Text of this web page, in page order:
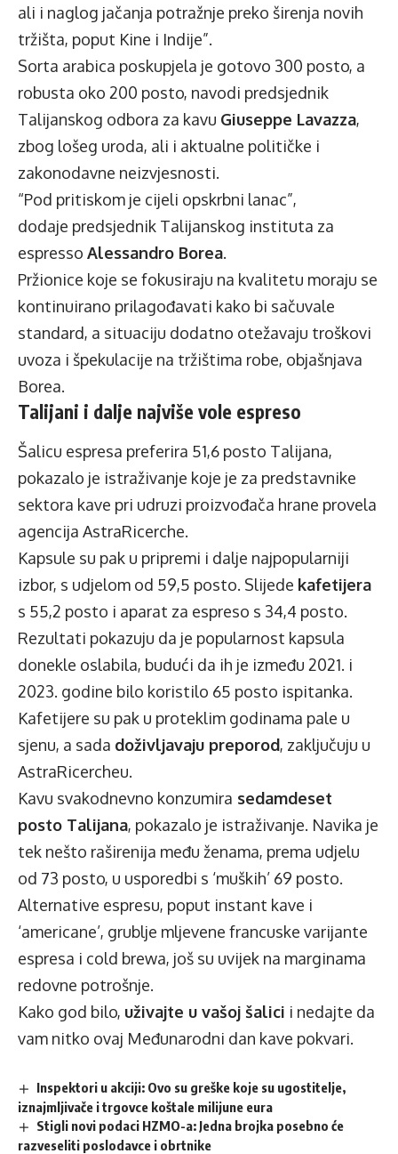
ali i naglog jačanja potražnje preko širenja novih
tržišta, poput Kine i Indije”.
Sorta arabica poskupjela je gotovo 300 posto, a
robusta oko 200 posto, navodi predsjednik
Talijanskog odbora za kavu Giuseppe Lavazza,
zbog lošeg uroda, ali i aktualne političke i
zakonodavne neizvjesnosti.
“Pod pritiskom je cijeli opskrbni lanac”,
dodaje predsjednik Talijanskog instituta za
espresso Alessandro Borea.
Pržionice koje se fokusiraju na kvalitetu moraju se
kontinuirano prilagođavati kako bi sačuvale
standard, a situaciju dodatno otežavaju troškovi
uvoza i špekulacije na tržištima robe, objašnjava
Borea.
Talijani i dalje najviše vole espreso
Šalicu espresa preferira 51,6 posto Talijana,
pokazalo je istraživanje koje je za predstavnike
sektora kave pri udruzi proizvođača hrane provela
agencija AstraRicerche.
Kapsule su pak u pripremi i dalje najpopularniji
izbor, s udjelom od 59,5 posto. Slijede kafetijera
s 55,2 posto i aparat za espreso s 34,4 posto.
Rezultati pokazuju da je popularnost kapsula
donekle oslabila, budući da ih je između 2021. i
2023. godine bilo koristilo 65 posto ispitanka.
Kafetijere su pak u proteklim godinama pale u
sjenu, a sada doživljavaju preporod, zaključuju u
AstraRicercheu.
Kavu svakodnevno konzumira sedamdeset
posto Talijana, pokazalo je istraživanje. Navika je
tek nešto raširenija među ženama, prema udjelu
od 73 posto, u usporedbi s ‘muških’ 69 posto.
Alternative espresu, poput instant kave i
‘americane’, grublje mljevene francuske varijante
espresa i cold brewa, još su uvijek na marginama
redovne potrošnje.
Kako god bilo, uživajte u vašoj šalici i nedajte da
vam nitko ovaj Međunarodni dan kave pokvari.
Inspektori u akciji: Ovo su greške koje su ugostitelje,
iznajmljivače i trgovce koštale milijune eura
Stigli novi podaci HZMO-a: Jedna brojka posebno će
razveseliti poslodavce i obrtnike